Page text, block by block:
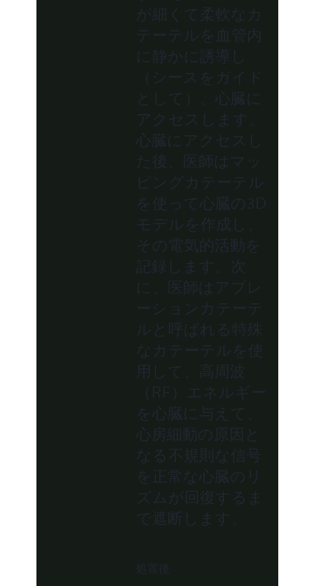
が細くて柔軟なカ
テーテルを血管内
に静かに誘導し
（シースをガイド
として）、心臓に
アクセスします。
心臓にアクセスし
た後、医師はマッ
ピングカテーテル
を使って心臓の3D
モデルを作成し、
その電気的活動を
記録します。次
に、医師はアブレ
ーションカテーテ
ルと呼ばれる特殊
なカテーテルを使
用して、高周波
（RF）エネルギー
を心臓に与えて、
心房細動の原因と
なる不規則な信号
を正常な心臓のリ
ズムが回復するま
で遮断します。
処置後